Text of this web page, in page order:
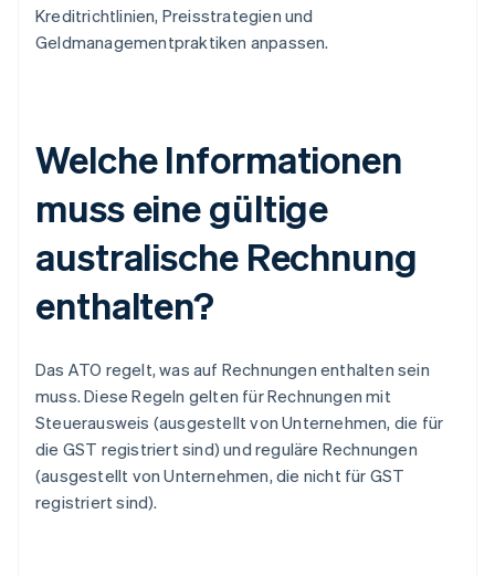
Kreditrichtlinien, Preisstrategien und
Geldmanagementpraktiken anpassen.
Welche Informationen
muss eine gültige
australische Rechnung
enthalten?
Das ATO regelt, was auf Rechnungen enthalten sein
muss. Diese Regeln gelten für Rechnungen mit
Steuerausweis (ausgestellt von Unternehmen, die für
die GST registriert sind) und reguläre Rechnungen
(ausgestellt von Unternehmen, die nicht für GST
registriert sind).